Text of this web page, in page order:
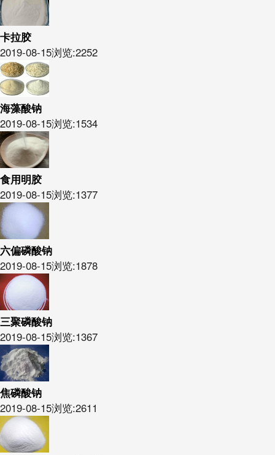
卡拉胶
2019-08-15浏览:2252
海藻酸钠
2019-08-15浏览:1534
食用明胶
2019-08-15浏览:1377
六偏磷酸钠
2019-08-15浏览:1878
三聚磷酸钠
2019-08-15浏览:1367
焦磷酸钠
2019-08-15浏览:2611